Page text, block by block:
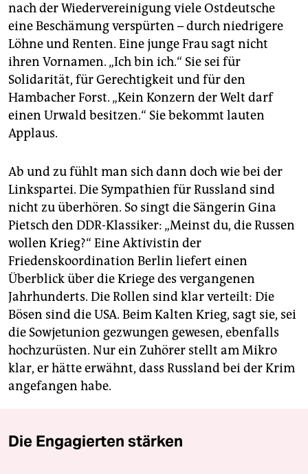
nach der Wiedervereinigung viele Ostdeutsche
eine Beschämung verspürten – durch niedrigere
Löhne und Renten. Eine junge Frau sagt nicht
ihren Vornamen. „Ich bin ich.“ Sie sei für
Solidarität, für Gerechtigkeit und für den
Hambacher Forst. „Kein Konzern der Welt darf
einen Urwald besitzen.“ Sie bekommt lauten
Applaus.
Ab und zu fühlt man sich dann doch wie bei der
Linkspartei. Die Sympathien für Russland sind
nicht zu überhören. So singt die Sängerin Gina
Pietsch den DDR-Klassiker: „Meinst du, die Russen
wollen Krieg?“ Eine Aktivistin der
Friedenskoordination Berlin liefert einen
Überblick über die Kriege des vergangenen
Jahrhunderts. Die Rollen sind klar verteilt: Die
Bösen sind die USA. Beim Kalten Krieg, sagt sie, sei
die Sowjetunion gezwungen gewesen, ebenfalls
hochzurüsten. Nur ein Zuhörer stellt am Mikro
klar, er hätte erwähnt, dass Russland bei der Krim
angefangen habe.
Die Engagierten stärken